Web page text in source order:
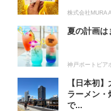
株式会社MURA
夏の計画は
神戸ポートピア
【日本初
ラーメン・
で...